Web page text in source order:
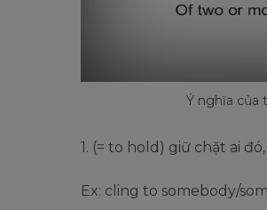
Ý nghĩa của
1. (= to hold) giữ chặt ai
Ex: cling to somebody/